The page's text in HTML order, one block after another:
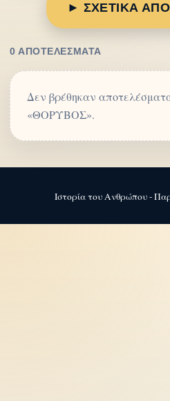
► ΣΧΕΤΙΚΑ
0 ΑΠΟΤΕΛΈΣΜΑΤΑ
Δεν βρέθηκαν
«ΘΟΡΥΒΟΣ».
Ιστορία του Ανθρώπου -